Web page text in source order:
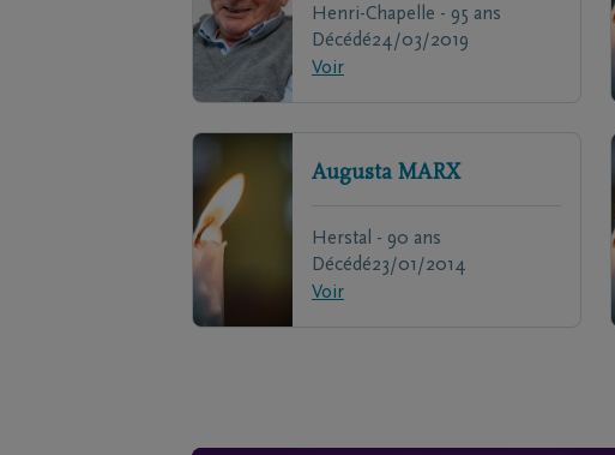
Henri-Chapelle - 95 ans
Décédé24/03/2019
Voir
Augusta MARX
Herstal - 90 ans
Décédé23/01/2014
Voir